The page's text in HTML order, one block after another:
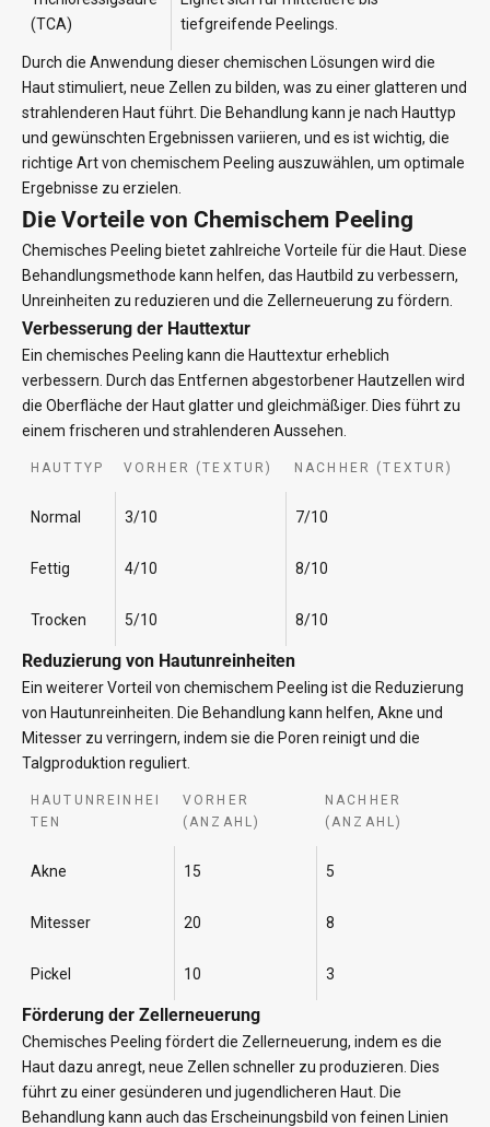
(TCA)
tiefgreifende Peelings.
Durch die Anwendung dieser chemischen Lösungen wird die
Haut stimuliert, neue Zellen zu bilden, was zu einer glatteren und
strahlenderen Haut führt. Die Behandlung kann je nach Hauttyp
und gewünschten Ergebnissen variieren, und es ist wichtig, die
richtige Art von chemischem Peeling auszuwählen, um optimale
Ergebnisse zu erzielen.
Die Vorteile von Chemischem Peeling
Chemisches Peeling bietet zahlreiche Vorteile für die Haut. Diese
Behandlungsmethode kann helfen, das Hautbild zu verbessern,
Unreinheiten zu reduzieren und die Zellerneuerung zu fördern.
Verbesserung der Hauttextur
Ein chemisches Peeling kann die Hauttextur erheblich
verbessern. Durch das Entfernen abgestorbener Hautzellen wird
die Oberfläche der Haut glatter und gleichmäßiger. Dies führt zu
einem frischeren und strahlenderen Aussehen.
HAUTTYP VORHER (TEXTUR) NACHHER (TEXTUR)
Normal 3/10 7/10
Fettig 4/10 8/10
Trocken 5/10 8/10
Reduzierung von Hautunreinheiten
Ein weiterer Vorteil von chemischem Peeling ist die Reduzierung
von Hautunreinheiten. Die Behandlung kann helfen, Akne und
Mitesser zu verringern, indem sie die Poren reinigt und die
Talgproduktion reguliert.
HAUTUNREINHEI
TEN
VORHER
(ANZAHL)
NACHHER
(ANZAHL)
Akne 15 5
Mitesser 20 8
Pickel 10 3
Förderung der Zellerneuerung
Chemisches Peeling fördert die Zellerneuerung, indem es die
Haut dazu anregt, neue Zellen schneller zu produzieren. Dies
führt zu einer gesünderen und jugendlicheren Haut. Die
Behandlung kann auch das Erscheinungsbild von feinen Linien